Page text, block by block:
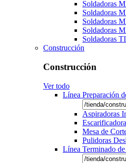
Soldadoras
Soldadoras
Soldadoras
Soldadoras
Soldadoras
Construcción
Construcción
Ver todo
Línea Preparación
Aspiradoras
Mesa de
Pulidoras
Línea Terminado